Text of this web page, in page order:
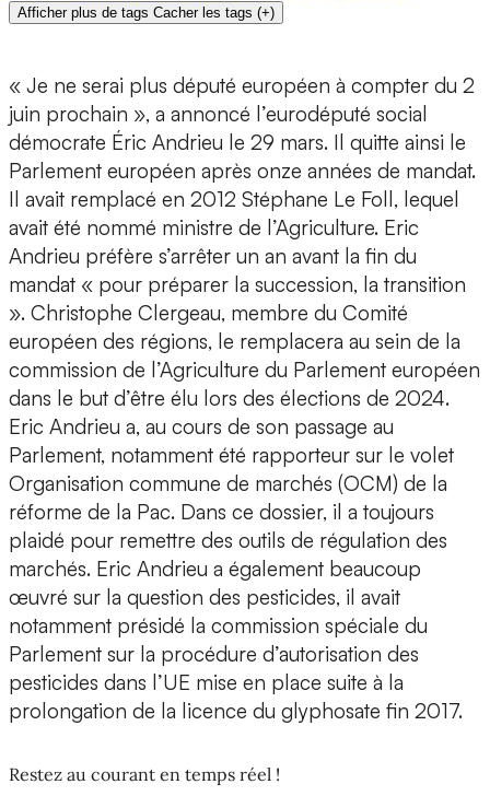
Afficher plus de tags Cacher les tags (+)
« Je ne serai plus député européen à compter du 2
juin prochain », a annoncé l’eurodéputé social
démocrate Éric Andrieu le 29 mars. Il quitte ainsi le
Parlement européen après onze années de mandat.
Il avait remplacé en 2012 Stéphane Le Foll, lequel
avait été nommé ministre de l’Agriculture. Eric
Andrieu préfère s’arrêter un an avant la fin du
mandat « pour préparer la succession, la transition
». Christophe Clergeau, membre du Comité
européen des régions, le remplacera au sein de la
commission de l’Agriculture du Parlement européen
dans le but d’être élu lors des élections de 2024.
Eric Andrieu a, au cours de son passage au
Parlement, notamment été rapporteur sur le volet
Organisation commune de marchés (OCM) de la
réforme de la Pac. Dans ce dossier, il a toujours
plaidé pour remettre des outils de régulation des
marchés. Eric Andrieu a également beaucoup
œuvré sur la question des pesticides, il avait
notamment présidé la commission spéciale du
Parlement sur la procédure d’autorisation des
pesticides dans l’UE mise en place suite à la
prolongation de la licence du glyphosate fin 2017.
Restez au courant en temps réel !